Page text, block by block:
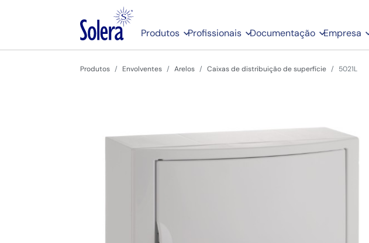
Produtos Profissionais Documentação Empresa
Produtos Envolventes Arelos Caixas de distribuição de superfície 5021L